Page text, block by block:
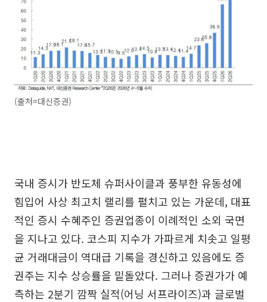
(출처=대신증권)
국내 증시가 반도체 슈퍼사이클과 풍부한 유동성에
힘입어 사상 최고치 랠리를 펼치고 있는 가운데, 대표
적인 증시 수혜주인 증권업종이 이례적인 소외 국면
을 지나고 있다. 코스피 지수가 가파르게 치솟고 일평
균 거래대금이 역대급 기록을 경신하고 있음에도 증
권주는 지수 상승률을 밑돌았다. 그러나 증권가가 예
측하는 2분기 깜짝 실적(어닝 서프라이즈)과 글로벌